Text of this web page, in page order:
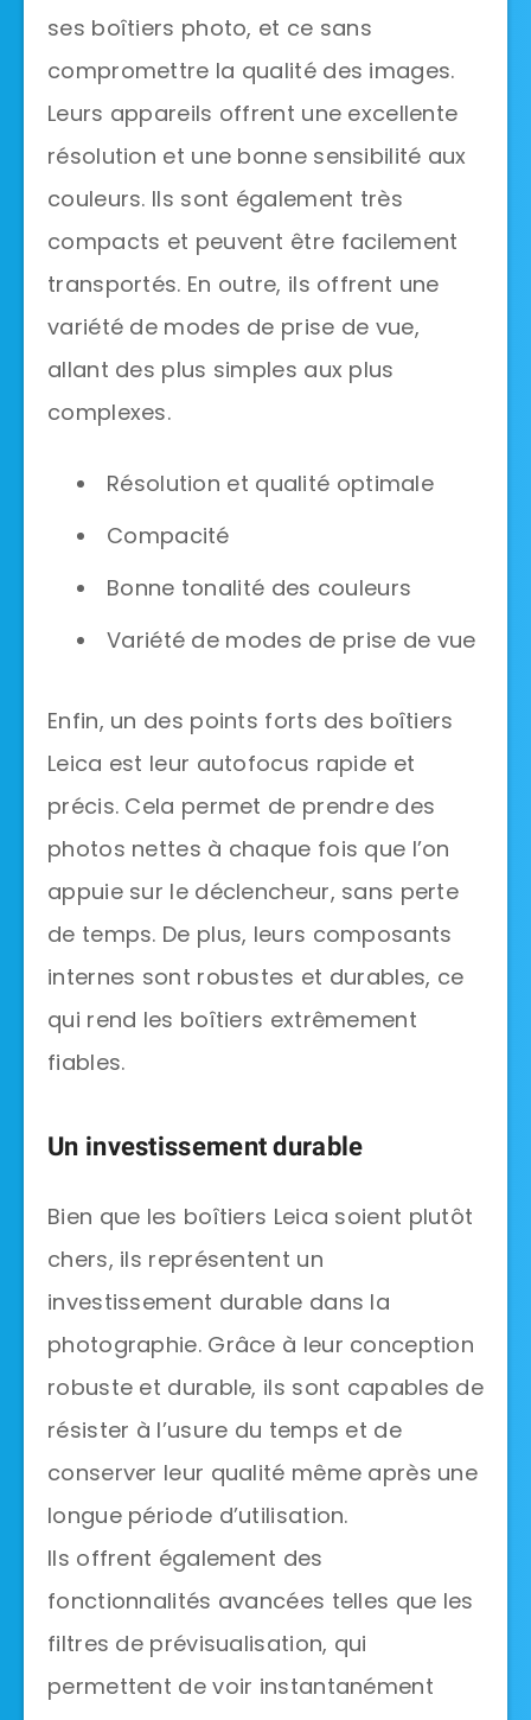
ses boîtiers photo, et ce sans
compromettre la qualité des images.
Leurs appareils offrent une excellente
résolution et une bonne sensibilité aux
couleurs. Ils sont également très
compacts et peuvent être facilement
transportés. En outre, ils offrent une
variété de modes de prise de vue,
allant des plus simples aux plus
complexes.
Résolution et qualité optimale
Compacité
Bonne tonalité des couleurs
Variété de modes de prise de vue
Enfin, un des points forts des boîtiers
Leica est leur autofocus rapide et
précis. Cela permet de prendre des
photos nettes à chaque fois que l’on
appuie sur le déclencheur, sans perte
de temps. De plus, leurs composants
internes sont robustes et durables, ce
qui rend les boîtiers extrêmement
fiables.
Un investissement durable
Bien que les boîtiers Leica soient plutôt
chers, ils représentent un
investissement durable dans la
photographie. Grâce à leur conception
robuste et durable, ils sont capables de
résister à l’usure du temps et de
conserver leur qualité même après une
longue période d’utilisation.
Ils offrent également des
fonctionnalités avancées telles que les
filtres de prévisualisation, qui
permettent de voir instantanément